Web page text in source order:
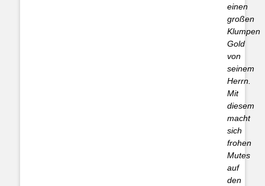
einen
großen
Klumpen
Gold
von
seinem
Herrn.
Mit
diesem
macht
sich
frohen
Mutes
auf
den